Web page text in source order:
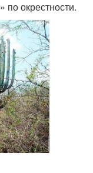
по окрестности.